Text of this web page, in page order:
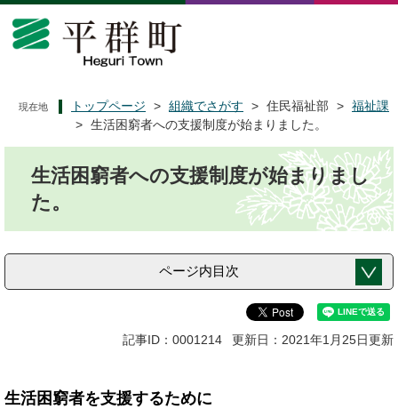
ペ
メ
現在地 トップページ > 組織でさがす > 住民福祉部 > 福祉課
> 生活困窮者への支援制度が始まりました。
生活困窮者への支援制度が始まりまし
た。
ページ内目次
記事ID：0001214 更新日：2021年1月25日更新
生活困窮者を支援するために